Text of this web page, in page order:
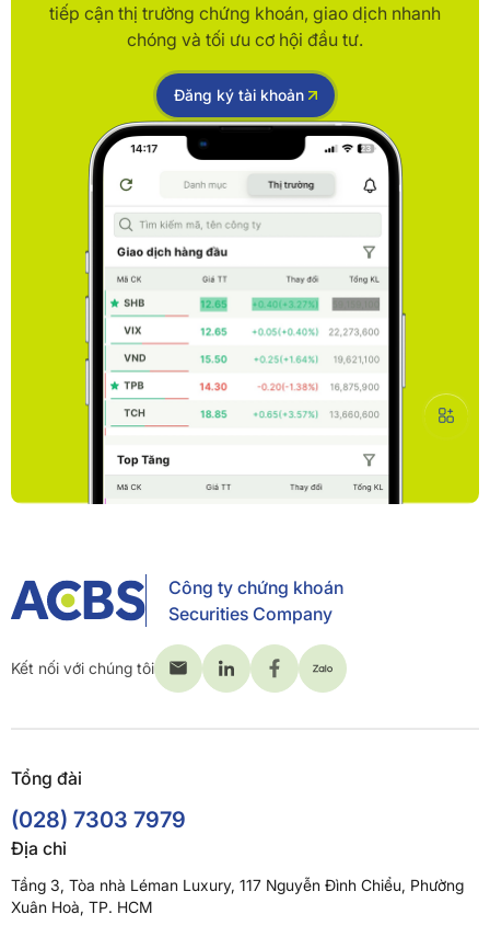
tiếp cận thị trường chứng khoán, giao dịch nhanh
chóng và tối ưu cơ hội đầu tư.
Đăng ký tài khoản
Công ty chứng khoán
Securities Company
Kết nối với chúng tôi
Tổng đài
(028) 7303 7979
Địa chỉ
Tầng 3, Tòa nhà Léman Luxury, 117 Nguyễn Đình Chiểu, Phường
Xuân Hoà, TP. HCM